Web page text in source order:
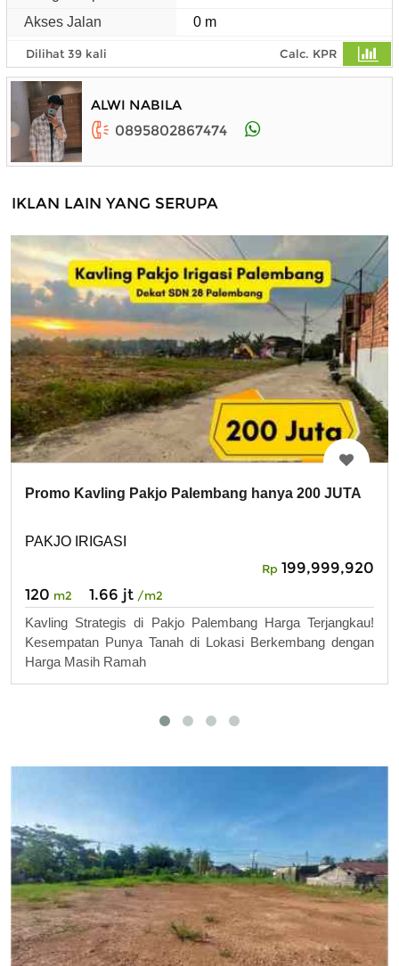
Akses Jalan
0 m
Dilihat 39 kali Calc. KPR
ALWI NABILA
0895802867474
IKLAN LAIN YANG SERUPA
Promo Kavling Pakjo Palembang hanya 200 JUTA
PAKJO IRIGASI
Rp 199,999,920
120 m2 1.66 jt /m2
Kavling Strategis di Pakjo Palembang Harga Terjangkau!
Kesempatan Punya Tanah di Lokasi Berkembang dengan
Harga Masih Ramah